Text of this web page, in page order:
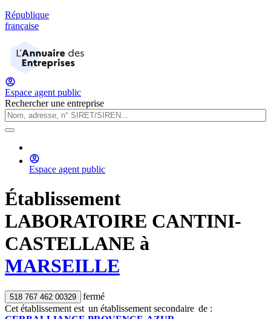
République
française
Espace agent public
Rechercher une entreprise
Espace agent public
Établissement
LABORATOIRE CANTINI-
CASTELLANE à
MARSEILLE
518 767 462 00329
fermé
Cet établissement est un établissement secondaire de :